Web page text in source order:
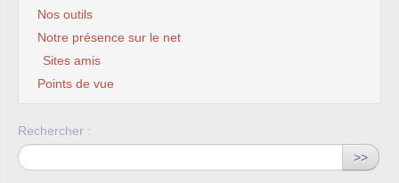
Nos outils
Notre présence sur le net
Sites amis
Points de vue
Rechercher :
>>